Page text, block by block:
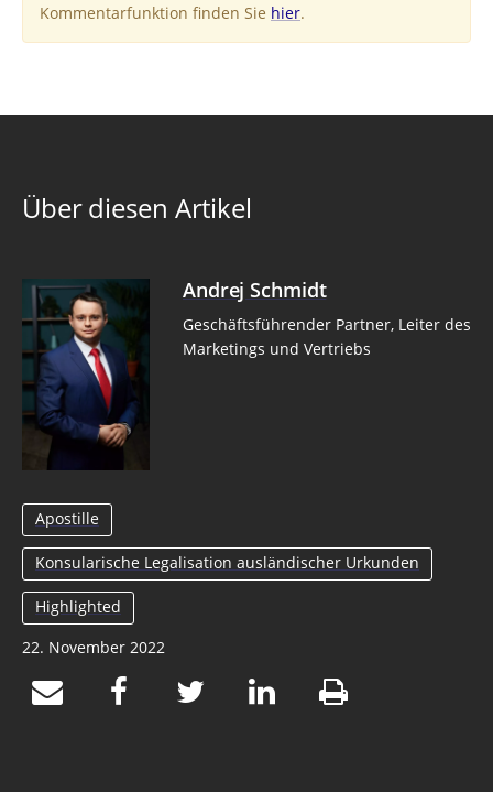
Kommentarfunktion finden Sie hier.
Über diesen Artikel
Andrej Schmidt
Geschäftsführender Partner, Leiter des
Marketings und Vertriebs
Apostille
Konsularische Legalisation ausländischer Urkunden
Highlighted
22. November 2022